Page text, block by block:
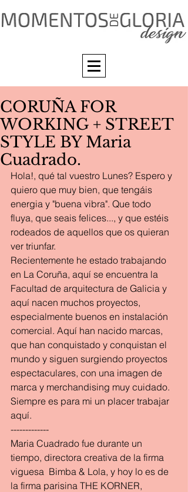
CORUÑA FOR
WORKING + STREET
STYLE BY Maria
Cuadrado.
Hola!, qué tal vuestro Lunes? Espero y
quiero que muy bien, que tengáis
energia y "buena vibra". Que todo
fluya, que seais felices..., y que estéis
rodeados de aquellos que os quieran
ver triunfar.
Recientemente he estado trabajando
en La Coruña, aquí se encuentra la
Facultad de arquitectura de Galicia y
aquí nacen muchos proyectos,
especialmente buenos en instalación
comercial. Aquí han nacido marcas,
que han conquistado y conquistan el
mundo y siguen surgiendo proyectos
espectaculares, con una imagen de
marca y merchandising muy cuidado.
Siempre es para mi un placer trabajar
aquí.
-------------
Maria Cuadrado fue durante un
tiempo, directora creativa de la firma
viguesa  Bimba & Lola, y hoy lo es de
la firma parisina THE KORNER,